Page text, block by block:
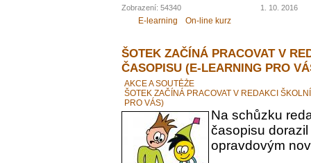
Zobrazení: 54340 1. 10. 2016
E-learning On-line kurz
ŠOTEK ZAČÍNÁ PRACOVAT V
ČASOPISU (E-LEARNING PRO
AKCE A SOUTĚŽE
ŠOTEK ZAČÍNÁ PRACOVAT V REDAKCI
PRO VÁS)
Na schůzku
časopisu
opravdovým